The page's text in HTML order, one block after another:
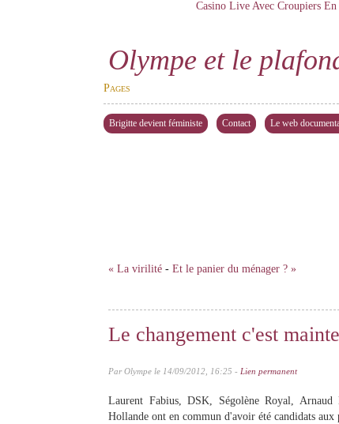
Casino Live Avec Croupiers
Olympe et le
« La virilité - Et le panier du ménager ? »
Le changement c'est
Par Olympe le 14/09/2012, 16:25 - Lien permanent
Laurent Fabius, DSK, Ségolène Royal,
Hollande ont en commun d'avoir été candidats aux
Pages
Brigitte devient féministe Contact Le web